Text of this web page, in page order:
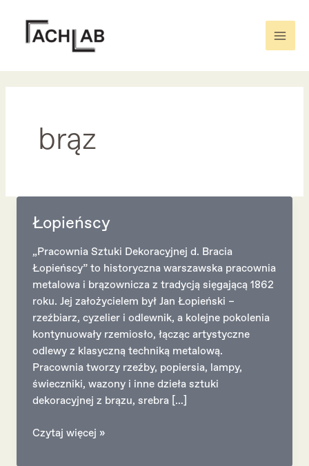
content
Main
brąz
Łopieńscy
„Pracownia Sztuki Dekoracyjnej d. Bracia
Łopieńscy” to historyczna warszawska pracownia
metalowa i brązownicza z tradycją sięgającą 1862
roku. Jej założycielem był Jan Łopieński –
rzeźbiarz, cyzelier i odlewnik, a kolejne pokolenia
kontynuowały rzemiosło, łącząc artystyczne
odlewy z klasyczną techniką metalową.
Pracownia tworzy rzeźby, popiersia, lampy,
świeczniki, wazony i inne dzieła sztuki
dekoracyjnej z brązu, srebra […]
Łopieńscy
Czytaj więcej »